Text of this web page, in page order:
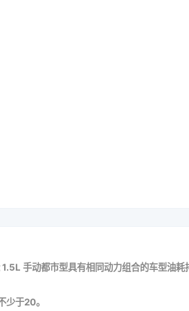
手动都市型具有相同动力组合的车型油耗
少于20。